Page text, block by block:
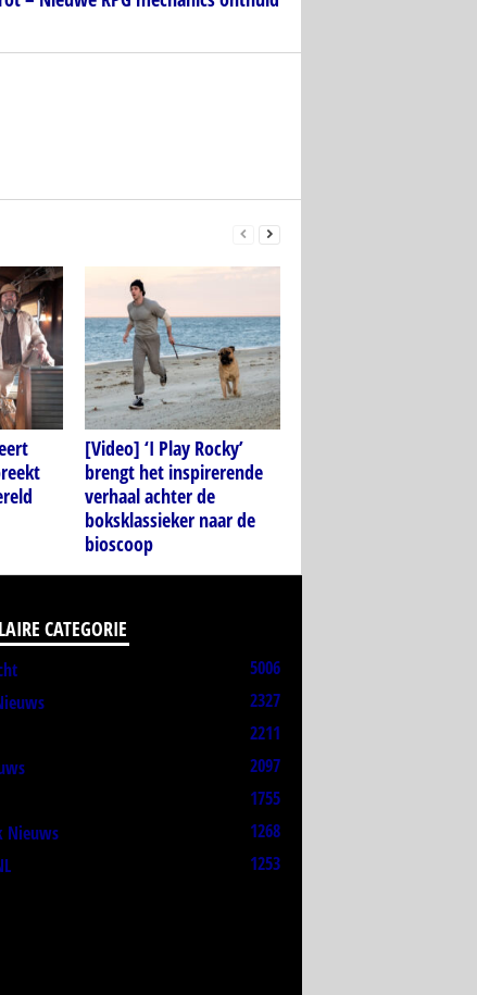
[Video] ‘I Play Rocky’
brengt het inspirerende
verhaal achter de
boksklassieker naar de
bioscoop
CATEGORIE
5006
2327
2211
2097
1755
Nieuws
1268
1253